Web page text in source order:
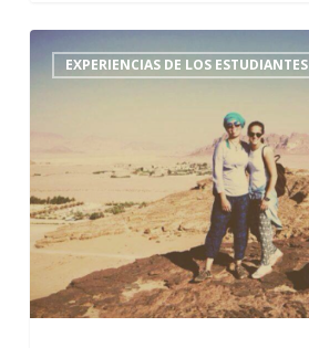
mis
Jordania!
EXPERIENCIAS DE LOS ESTUDIANTES